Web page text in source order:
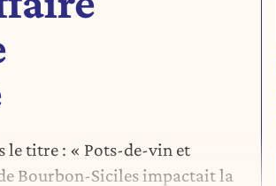
le titre : « Pots-de-vin et
Bourbon-Siciles impactait la